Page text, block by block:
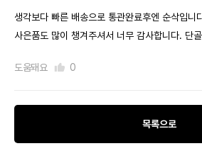
생각보다 빠른 배송으로 통관완료후엔 순삭입니
사은품도 많이 챙겨주셔서 너무 감사합니다. 단
도움돼요 0
목록으로